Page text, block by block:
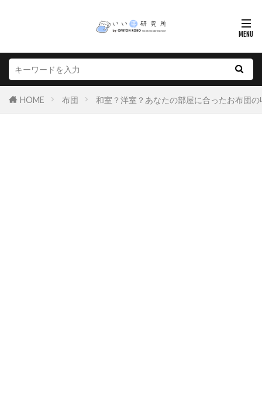
HOME 布団 和室？洋室？あなたの部屋に合ったお布団